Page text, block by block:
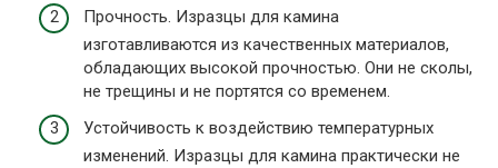
Прочность. Изразцы для камина
изготавливаются из качественных материалов,
обладающих высокой прочностью. Они не сколы,
не трещины и не портятся со временем.
Устойчивость к воздействию температурных
изменений. Изразцы для камина практически не